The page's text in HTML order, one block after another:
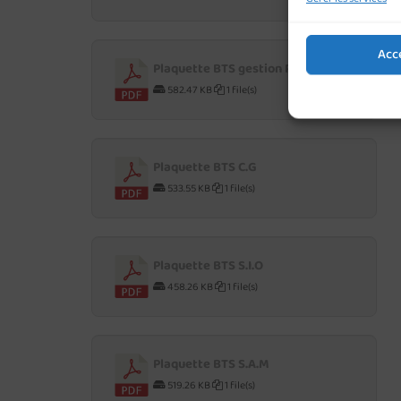
Plaquette BTS gestion P.M.E
582.47 KB 1 file(s)
533.55 KB 1 file(s)
458.26 KB 1 file(s)
519.26 KB 1 file(s)